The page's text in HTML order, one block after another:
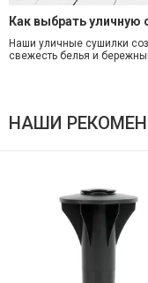
Как выбрать уличную
Наши уличные сушилки
свежесть белья и
НАШИ